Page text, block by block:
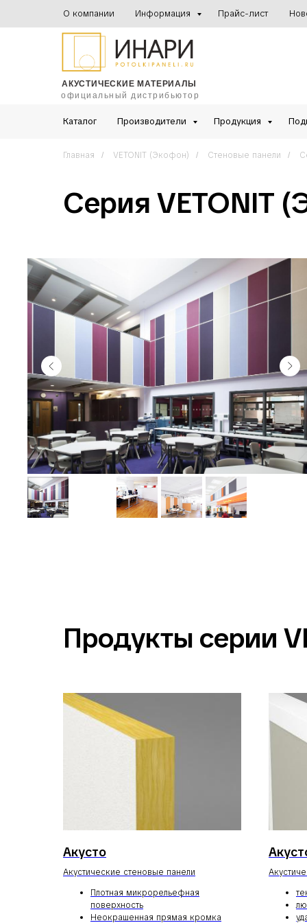
О компании Информация Прайс-лист
АКУСТИЧЕСКИЕ МАТЕРИАЛЫ
официальный дистрибьютор
Каталог Производители Продукция
Главная / VETONIT (Экофон) / Стеновые панели /
Серия VETONIT
Продукты серии
Акусто
Акустические стеновые панели
Плотная микрорельефная
поверхность
Неокрашенная прямая кромка